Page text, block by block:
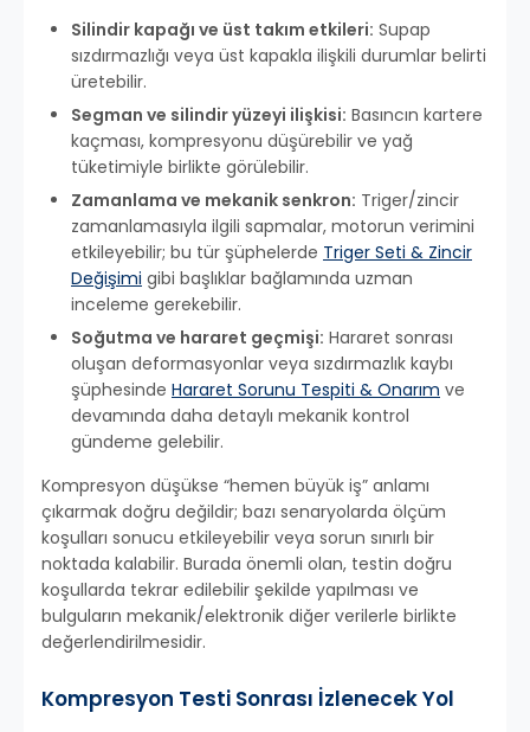
Silindir kapağı ve üst takım etkileri: Supap
sızdırmazlığı veya üst kapakla ilişkili durumlar belirti
üretebilir.
Segman ve silindir yüzeyi ilişkisi: Basıncın kartere
kaçması, kompresyonu düşürebilir ve yağ
tüketimiyle birlikte görülebilir.
Zamanlama ve mekanik senkron: Triger/zincir
zamanlamasıyla ilgili sapmalar, motorun verimini
etkileyebilir; bu tür şüphelerde Triger Seti & Zincir
Değişimi gibi başlıklar bağlamında uzman
inceleme gerekebilir.
Soğutma ve hararet geçmişi: Hararet sonrası
oluşan deformasyonlar veya sızdırmazlık kaybı
şüphesinde Hararet Sorunu Tespiti & Onarım ve
devamında daha detaylı mekanik kontrol
gündeme gelebilir.
Kompresyon düşükse “hemen büyük iş” anlamı
çıkarmak doğru değildir; bazı senaryolarda ölçüm
koşulları sonucu etkileyebilir veya sorun sınırlı bir
noktada kalabilir. Burada önemli olan, testin doğru
koşullarda tekrar edilebilir şekilde yapılması ve
bulguların mekanik/elektronik diğer verilerle birlikte
değerlendirilmesidir.
Kompresyon Testi Sonrası İzlenecek Yol